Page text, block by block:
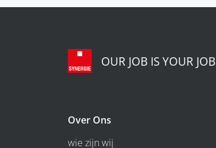
OUR JOB IS YOUR JOB
Over Ons
wie zijn wij